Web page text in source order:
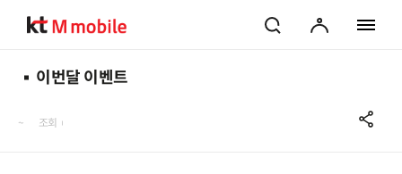
검색
마이페이지
이번달 이벤트
~ 조회